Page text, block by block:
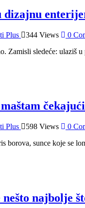
Plus 344 Views 0
Zamisli sledeće: ulaziš
Plus 598 Views 0
borova, sunce koje se
najbolje